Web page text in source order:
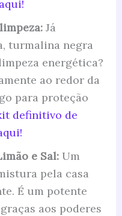
Já
turmalina negra
energética?
ao redor da
para proteção
definitivo de
e Sal:Um
pela casa
É um potente
aos poderes